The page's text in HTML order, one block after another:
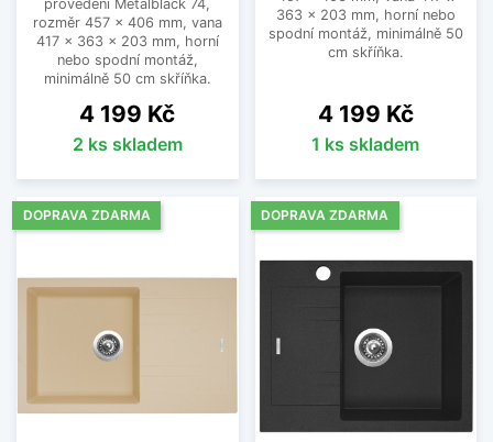
provedení Metalblack 74,
rozměr 457 x 406 mm, vana
417 x 363 x 203 mm, horní
nebo spodní montáž,
minimálně 50 cm skříňka.
Cena
4 199 Kč
2 ks skladem
363 x 203 mm, horní nebo
spodní montáž, minimálně 50
cm skříňka.
Cena
4 199 Kč
1 ks skladem
DOPRAVA ZDARMA DOPRAVA ZDARMA